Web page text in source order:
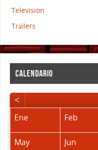
Television
Tráilers
CALENDARIO
<
Ene Feb
May Jun